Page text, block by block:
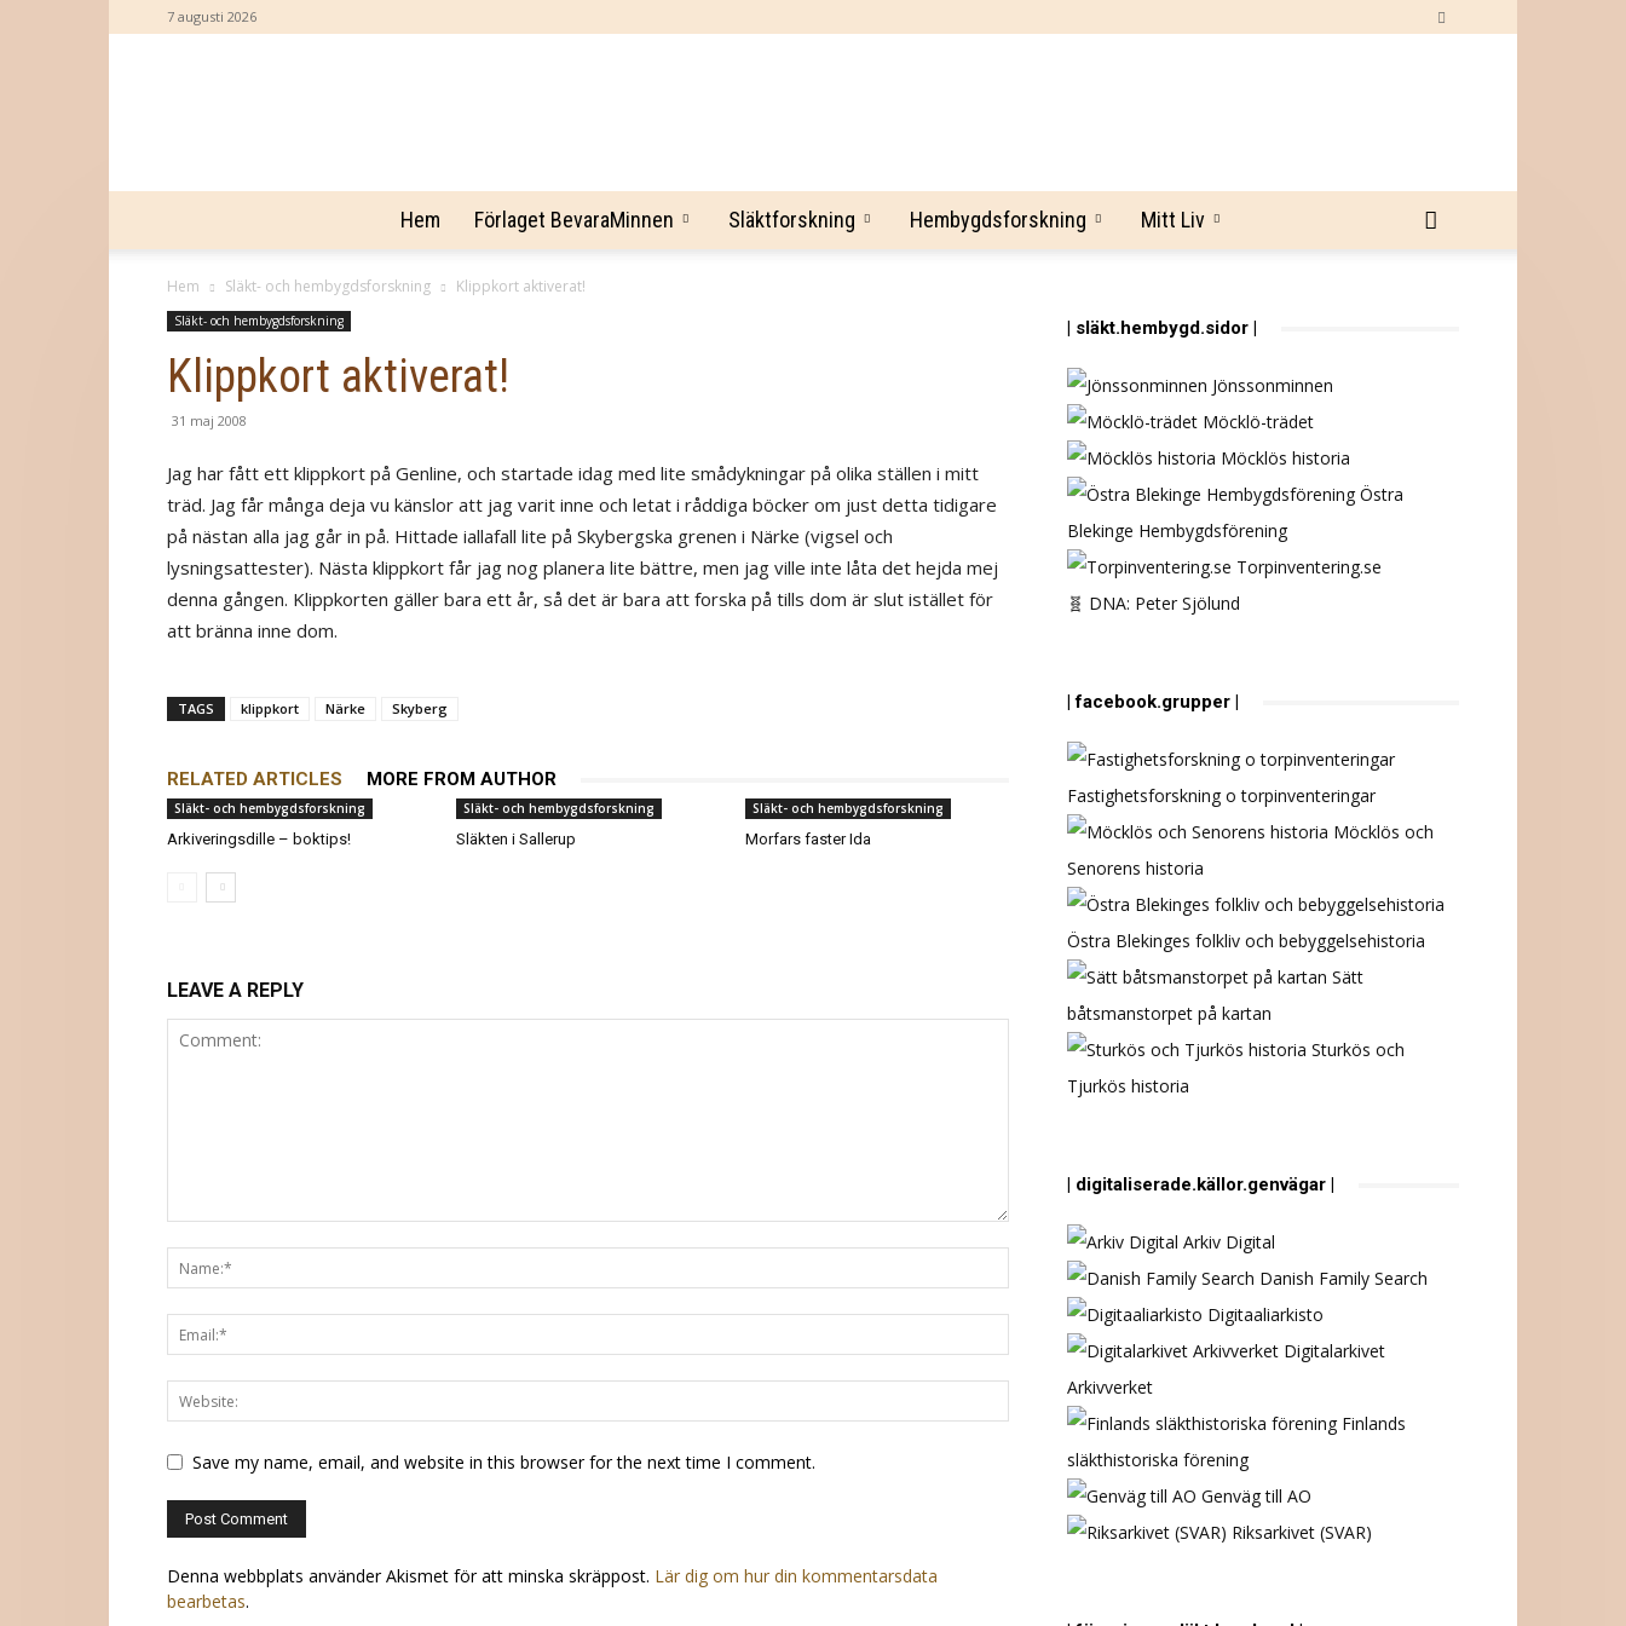
7 augusti 2026
BevaraMinnen
Hem Förlaget BevaraMinnen Släktforskning Hembygdsforskning Mitt Liv
Hem Släkt- och hembygdsforskning Klippkort aktiverat!
Släkt- och hembygdsforskning
Klippkort aktiverat!
31 maj 2008
Jag har fått ett klippkort på Genline, och startade idag med lite smådykningar på olika ställen i mitt
träd. Jag får många deja vu känslor att jag varit inne och letat i råddiga böcker om just detta tidigare
på nästan alla jag går in på. Hittade iallafall lite på Skybergska grenen i Närke ‎(vigsel och
lysningsattester)‎. Nästa klippkort får jag nog planera lite bättre, men jag ville inte låta det hejda mej
denna gången. Klippkorten gäller bara ett år, så det är bara att forska på tills dom är slut istället för
att bränna inne dom.
TAGS klippkort Närke Skyberg
RELATED ARTICLES MORE FROM AUTHOR
Släkt- och hembygdsforskning
Arkiveringsdille – boktips!
Släkt- och hembygdsforskning
Släkten i Sallerup
Släkt- och hembygdsforskning
Morfars faster Ida
LEAVE A REPLY
Save my name, email, and website in this browser for the next time I comment.
Denna webbplats använder Akismet för att minska skräppost. Lär dig om hur din kommentarsdata
bearbetas.
| släkt.hembygd.sidor |
Jönssonminnen
Möcklö-trädet
Möcklös historia
Östra
Blekinge Hembygdsförening
Torpinventering.se
🧬 DNA: Peter Sjölund
| facebook.grupper |
Fastighetsforskning o torpinventeringar
Möcklös och
Senorens historia
Östra Blekinges folkliv och bebyggelsehistoria
Sätt
båtsmanstorpet på kartan
Sturkös och
Tjurkös historia
| digitaliserade.källor.genvägar |
Arkiv Digital
Danish Family Search
Digitaaliarkisto
Digitalarkivet
Arkivverket
Finlands
släkthistoriska förening
Genväg till AO
Riksarkivet (SVAR)